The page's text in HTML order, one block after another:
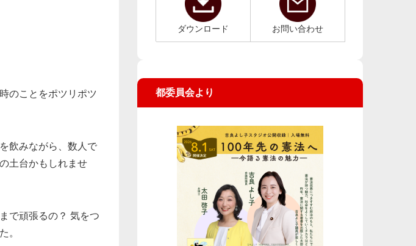
のことをポツリポツ
飲みながら、数人で
土台かもしれませ
で頑張るの？ 気をつ
。
ダウンロード お問い合わせ
都委員会より